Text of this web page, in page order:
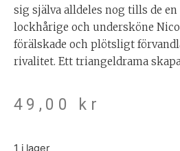
sig själva alldeles nog tills de
lockhårige och undersköne
förälskade och plötsligt
rivalitet. Ett triangeldrama
49,00 kr
1 i lager